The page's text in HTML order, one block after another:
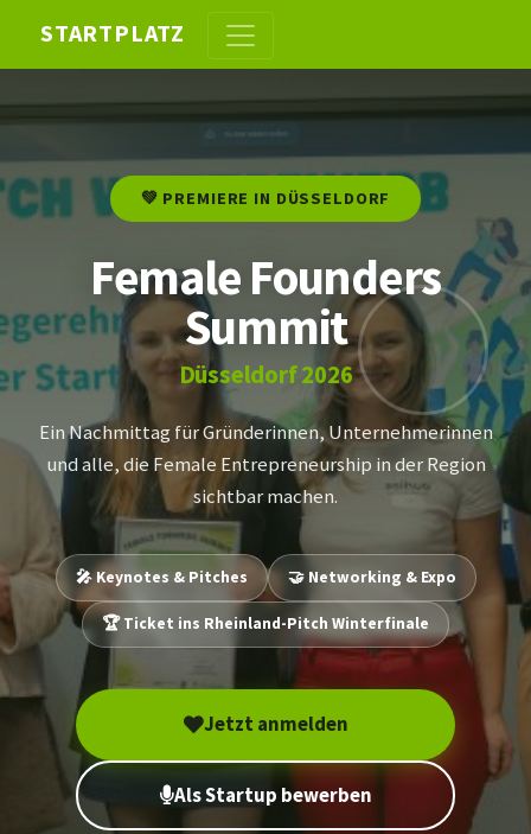
STARTPLATZ
💚 PREMIERE IN DÜSSELDORF
Female Founders
Summit
Düsseldorf 2026
Ein Nachmittag für Gründerinnen, Unternehmerinnen
und alle, die Female Entrepreneurship in der Region
sichtbar machen.
🎤 Keynotes & Pitches 🤝 Networking & Expo
🏆 Ticket ins Rheinland-Pitch Winterfinale
Jetzt anmelden
Als Startup bewerben